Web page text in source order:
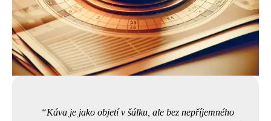
Káva je jako objetí v šálku, ale bez nepříjemného